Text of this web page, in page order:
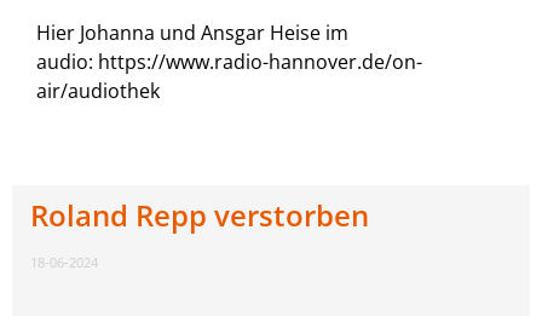
Hier Johanna und Ansgar Heise im
audio: https://www.radio-hannover.de/on-
air/audiothek
Roland Repp verstorben
18-06-2024